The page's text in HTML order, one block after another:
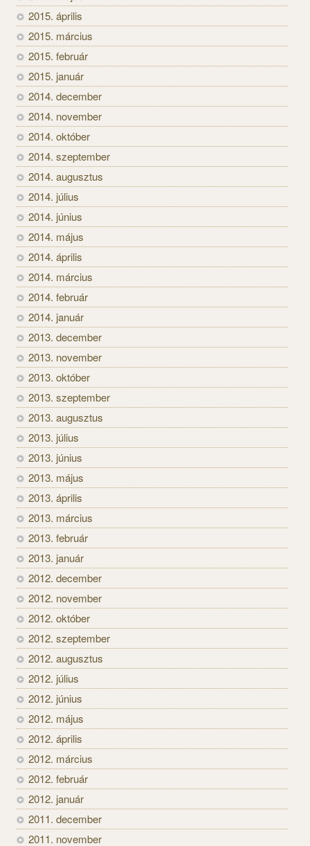
2015. április
2015. március
2015. február
2015. január
2014. december
2014. november
2014. október
2014. szeptember
2014. augusztus
2014. július
2014. június
2014. május
2014. április
2014. március
2014. február
2014. január
2013. december
2013. november
2013. október
2013. szeptember
2013. augusztus
2013. július
2013. június
2013. május
2013. április
2013. március
2013. február
2013. január
2012. december
2012. november
2012. október
2012. szeptember
2012. augusztus
2012. július
2012. június
2012. május
2012. április
2012. március
2012. február
2012. január
2011. december
2011. november